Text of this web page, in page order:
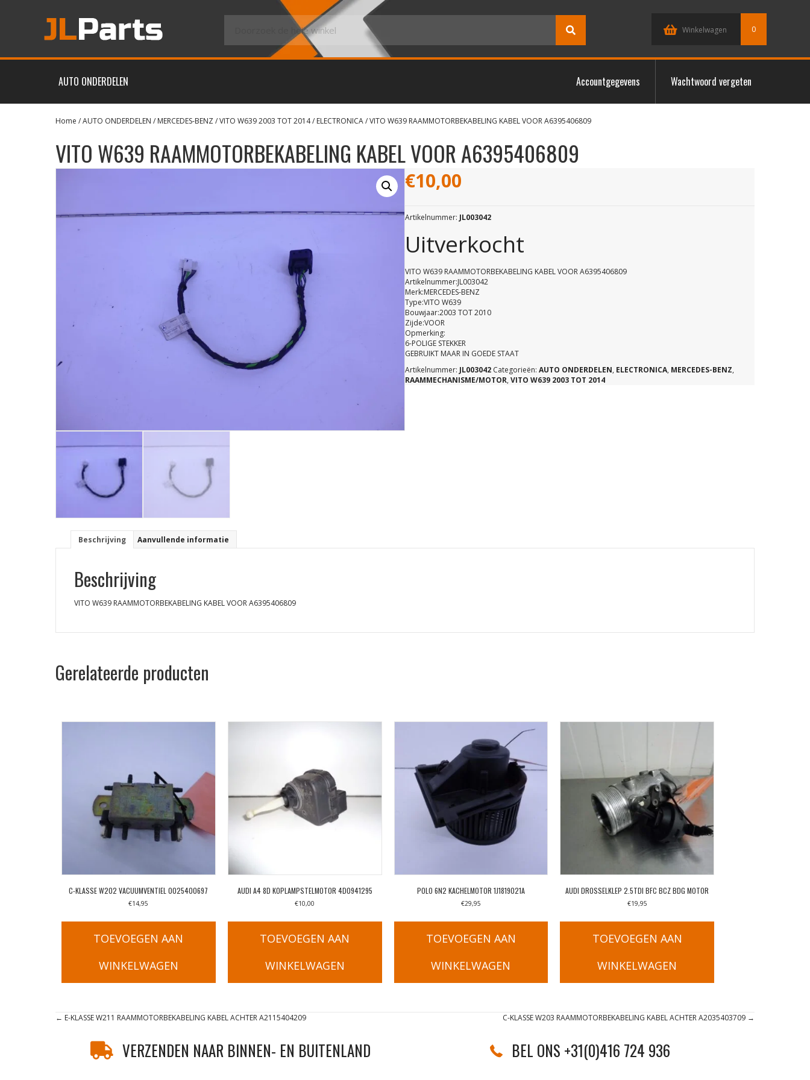
Winkelwagen 0
AUTO ONDERDELEN Accountgegevens Wachtwoord vergeten
Home /AUTO ONDERDELEN / MERCEDES-BENZ/VITO W639 2003 TOT 2014/ ELECTRONICA/ VITO W639 RAAMMOTORBEKABELING KABEL VOOR A6395406809
VITO W639 RAAMMOTORBEKABELING KABEL VOOR A6395406809
€10,00
Artikelnummer: JL003042
Uitverkocht
VITO W639 RAAMMOTORBEKABELING KABEL VOOR A6395406809
Artikelnummer:JL003042
Merk:MERCEDES-BENZ
Type:VITO W639
Bouwjaar:2003 TOT 2010
Zijde:VOOR
Opmerking:
6-POLIGE STEKKER
GEBRUIKT MAAR IN GOEDE STAAT
Artikelnummer: JL003042 Categorieën: AUTO ONDERDELEN, ELECTRONICA, MERCEDES-BENZ,
RAAMMECHANISME/MOTOR, VITO W639 2003 TOT 2014
Beschrijving Aanvullende informatie
Beschrijving
VITO W639 RAAMMOTORBEKABELING KABEL VOOR A6395406809
Gerelateerde producten
C-KLASSE W202 VACUUMVENTIEL 0025400697
€14,95
TOEVOEGEN AAN
WINKELWAGEN
AUDI A4 8D KOPLAMPSTELMOTOR 4D0941295
€10,00
TOEVOEGEN AAN
WINKELWAGEN
POLO 6N2 KACHELMOTOR 1J1819021A
€29,95
TOEVOEGEN AAN
WINKELWAGEN
AUDI DROSSELKLEP 2.5TDI BFC BCZ BDG MOTOR
€19,95
TOEVOEGEN AAN
WINKELWAGEN
Posts
navigation
← E-KLASSE W211 RAAMMOTORBEKABELING KABEL ACHTER A2115404209 C-KLASSE W203 RAAMMOTORBEKABELING KABEL ACHTER A2035403709 →
VERZENDEN NAAR BINNEN- EN BUITENLAND BEL ONS +31(0)416 724 936